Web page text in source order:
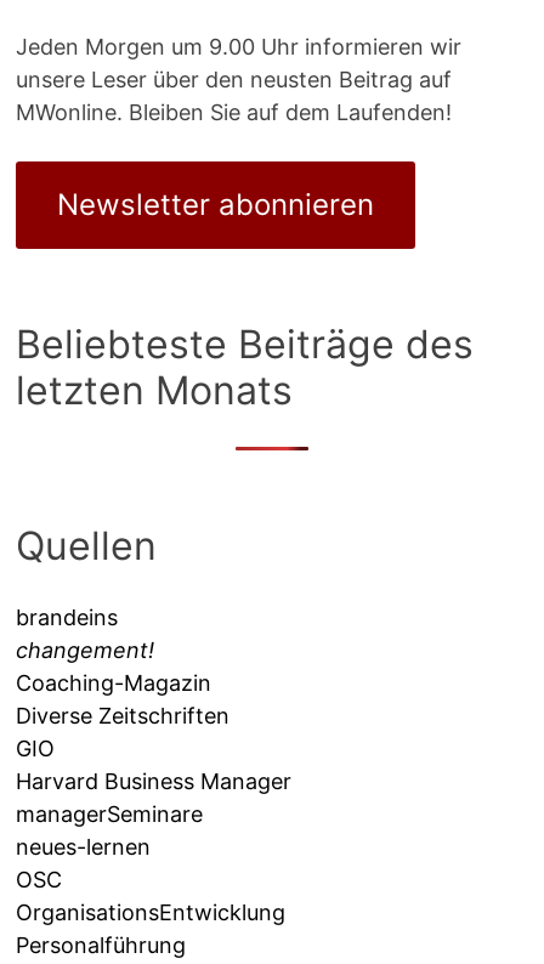
Jeden Morgen um 9.00 Uhr informieren wir
unsere Leser über den neusten Beitrag auf
MWonline. Bleiben Sie auf dem Laufenden!
Newsletter abonnieren
Beliebteste Beiträge des
letzten Monats
Quellen
brandeins
changement!
Coaching-Magazin
Diverse Zeitschriften
GIO
Harvard Business Manager
managerSeminare
neues-lernen
OSC
OrganisationsEntwicklung
Personalführung